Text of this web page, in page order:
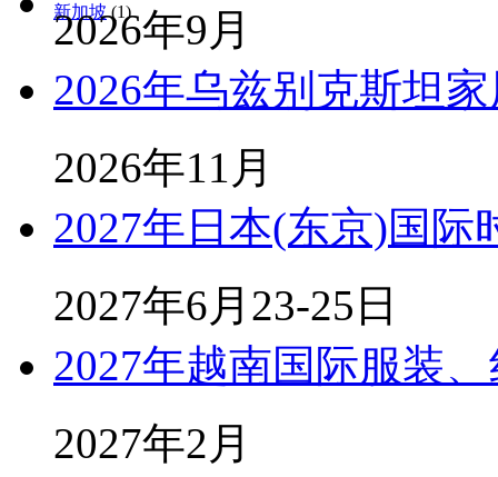
新加坡 (1)
2026年9月
2026年乌兹别克斯坦
2026年11月
2027年日本(东京)国际
2027年6月23-25日
2027年越南国际服装
2027年2月